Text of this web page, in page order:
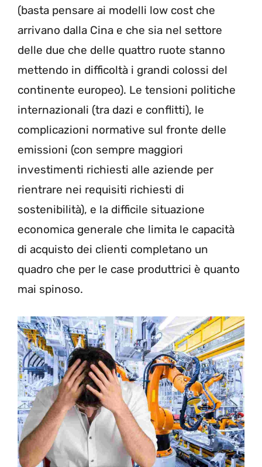
(basta pensare ai modelli low cost che
arrivano dalla Cina e che sia nel settore
delle due che delle quattro ruote stanno
mettendo in difficoltà i grandi colossi del
continente europeo). Le tensioni politiche
internazionali (tra dazi e conflitti), le
complicazioni normative sul fronte delle
emissioni (con sempre maggiori
investimenti richiesti alle aziende per
rientrare nei requisiti richiesti di
sostenibilità), e la difficile situazione
economica generale che limita le capacità
di acquisto dei clienti completano un
quadro che per le case produttrici è quanto
mai spinoso.